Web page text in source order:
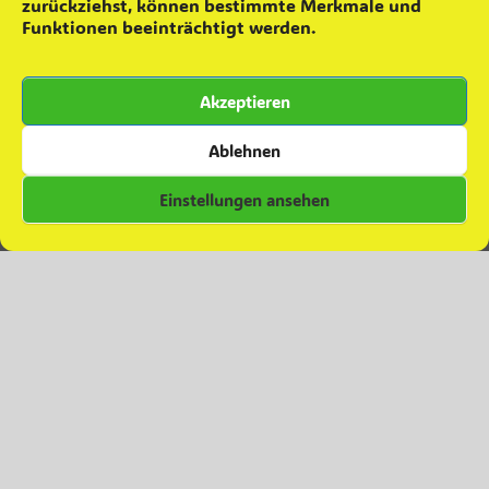
zurückziehst, können bestimmte Merkmale und
Funktionen beeinträchtigt werden.
Akzeptieren
Ablehnen
Einstellungen ansehen
8. Skatturnier 2. Dezember 2025
22. November 2025
Zuwachs für die Einsatzabteilung 28. September 2025
Besuch in Colbitz 7. Juni 2025
Kommentare zu Beiträgen